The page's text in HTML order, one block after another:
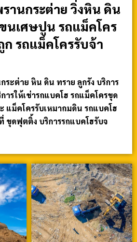
านกระต่าย วิ่งหิน ดิน
นเศษปูน รถแม็คโคร
ก รถแม็คโครรับจ้า
ระต่าย หิน ดิน ทราย ลูกรัง บริการ
ารให้เช่ารถแบคโฮ รถแม็คโครขุด
แม็คโครรับเหมาถมดิน รถแบคโฮ
ขุดฟุตติ้ง บริการรถแบคโฮรับจ